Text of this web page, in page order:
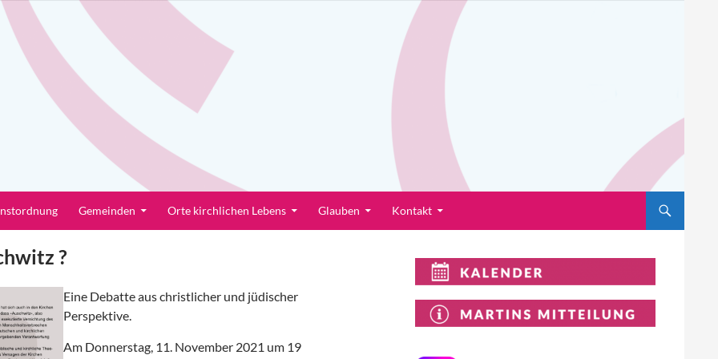
Gemeinden Orte kirchlichen Lebens Glauben Kontakt
?
Eine Debatte aus christlicher und jüdischer
Perspektive.
Am Donnerstag, 11. November 2021 um 19